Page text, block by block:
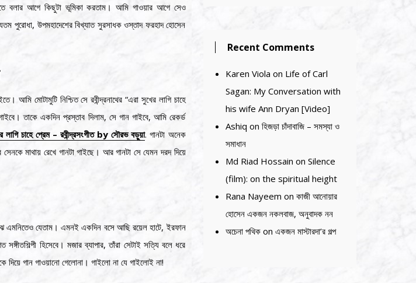
বলার আগে কিছুটা ভূমিকা করতাম। আমি গাওয়ার আগে সেও
পুরোধা, উপমহাদেশের বিখ্যাত সুরসাধক ওস্তাদ ফরহাদ হোসেন
মোটামুটি নিশ্চিত সে রবীন্দ্রনাথের “এরা সুখের লাগি চাহে
তাকে একদিন প্রস্তাব দিলাম, সে গান গাইবে, আমি রেকর্ড
লাগি চাহে প্রেম – রবীন্দ্রসংগীত by সৌরভ বড়ুয়া. গানটা অনেক
মাথায় রেখে গানটা গাইছে। আর গানটা সে যেমন দরদ দিয়ে
এমনিতেও যেতাম। এমনই একদিন বসে আছি রয়েল হাটে, ইরফান
হিসেবে। মজার ব্যাপার, তাঁরা সেটাই সত্যি বলে ধরে
গান গাওয়ানো গেলোনা। গাইলো না যে গাইলোই না!
Recent Comments
Karen Viola on Life of Carl
Sagan: My Conversation with
his wife Ann Dryan [Video]
Ashiq onহিজড়া চাঁদাবাজি – সমস্যা ও
সমাধান
Md Riad Hossain onSilence
(film): on the spiritual height
Rana Nayeem onকাজী আনোয়ার
হোসেন একজন নকলবাজ, অনুবাদক নন
অচেনা পথিক onএকজন মাস্টারদা’র গল্প